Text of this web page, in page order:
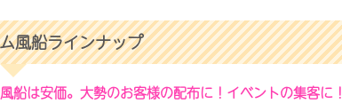
風船ラインナップ
船は安価。大勢のお客様の配布に！イベントの集客に！